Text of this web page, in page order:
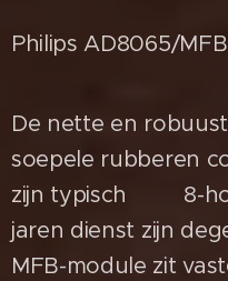
Philips AD8065/
De nette en
soepele rubberen
zijn typisch 8-
jaren dienst zijn
MFB-module zit